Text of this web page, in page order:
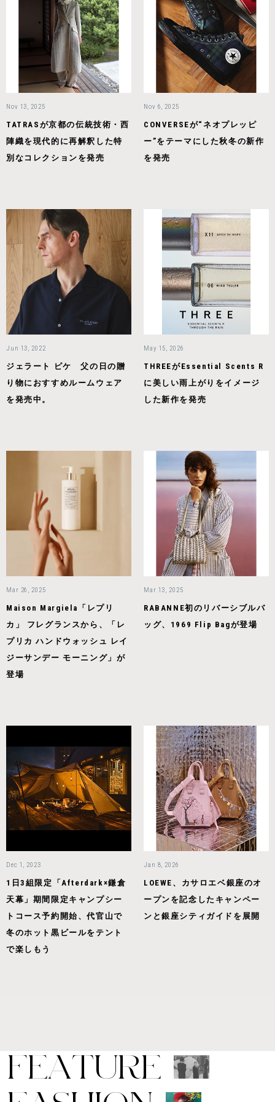
Nov 13, 2025
TATRASが京都の伝統技術・西
陣織を現代的に再解釈した特
別なコレクションを発売
Nov 6, 2025
CONVERSEが“ネオプレッピ
ー”をテーマにした秋冬の新作
を発売
Jun 13, 2022
ジェラート ピケ 父の日の贈
り物におすすめルームウェア
を発売中。
May 15, 2026
THREEがEssential Scents R
に美しい雨上がりをイメージ
した新作を発売
Mar 26, 2025
Maison Margiela「レプリ
カ」 フレグランスから、「レ
プリカ ハンドウォッシュ レイ
ジーサンデー モーニング」が
登場
Mar 13, 2025
RABANNE初のリバーシブルバ
ッグ、1969 Flip Bagが登場
Dec 1, 2023
1日3組限定「Afterdark×鎌倉
天幕」期間限定キャンプシー
トコース予約開始、代官山で
冬のホット黒ビールをテント
で楽しもう
Jan 8, 2026
LOEWE、カサロエベ銀座のオ
ープンを記念したキャンペー
ンと銀座シティガイドを展開
FEATURE